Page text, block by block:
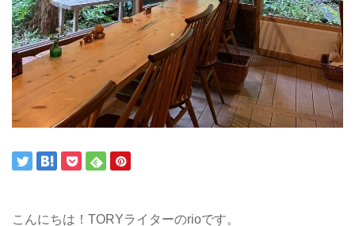
こんにちは！TORYライターのrioです。